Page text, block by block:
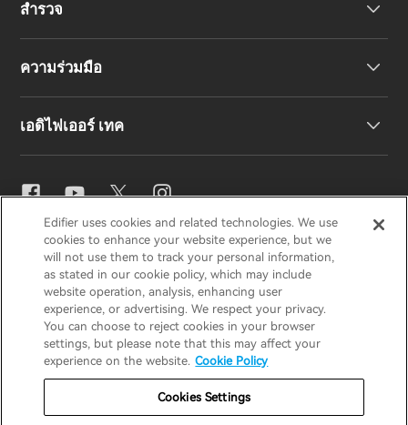
สำรวจ
ความร่วมมือ
สมัครเป็นตัวแทนจำหน่าย
เอดิไฟเออร์ เทค
การตั้งค่าอีคิว
Snapdragon Sound™
การสตรีมเพลง
EDIFIERAIRPULSESTAXHECATE
ประกาศความเป็นส่วนตัวประกาศเกี่ยวกับคุกกี้
นโยบายการรับประกัน
ข้อกำหนดการใช้งาน
ประเทศไทย / ไทย
Edifier uses cookies and related technologies. We use
cookies to enhance your website experience, but we
will not use them to track your personal information,
as stated in our cookie policy, which may include
website operation, analysis, enhancing user
experience, or advertising. We respect your privacy.
You can choose to reject cookies in your browser
settings, but please note that this may affect your
experience on the website. Cookie Policy
Cookies Settings